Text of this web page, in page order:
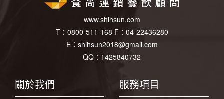
www.shihsun.com
T： 0800-511-168 F： 04-22436280
E： shihsun2018@gmail.com
QQ：1425840732
關於我們 服務項目